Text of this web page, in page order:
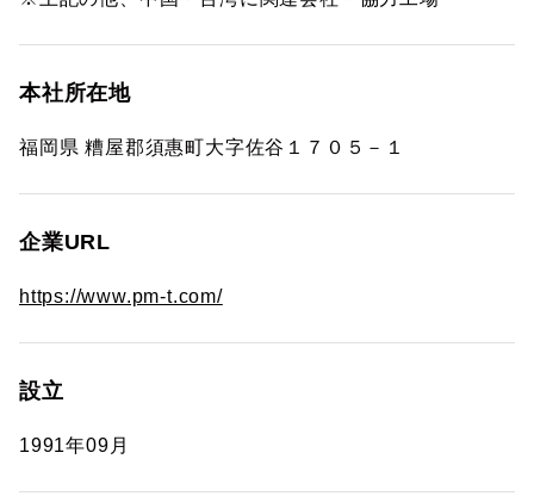
本社所在地
福岡県 糟屋郡須惠町大字佐谷１７０５－１
企業URL
https://www.pm-t.com/
設立
1991年09月